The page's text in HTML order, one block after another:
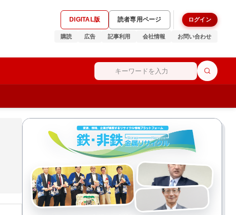
DIGITAL版 読者専用ページ ログイン
購読 広告 記事利用 会社情報 お問い合わせ